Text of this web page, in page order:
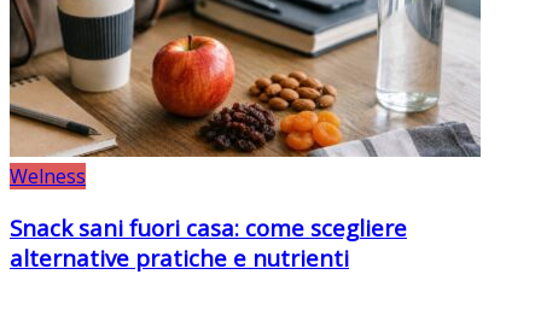
Welness
Snack sani fuori casa: come scegliere
alternative pratiche e nutrienti